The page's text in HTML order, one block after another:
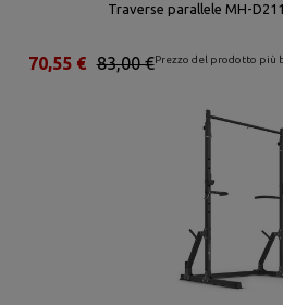
Traverse parallele MH-
Prezzo del prodotto più
83,00 €
70,55 €